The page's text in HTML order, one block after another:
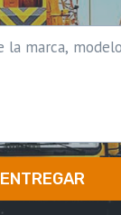
ENTREGAR